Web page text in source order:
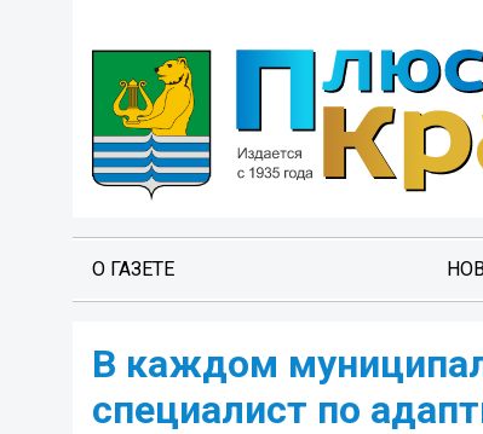
О ГАЗЕТЕ
В каждом
специалист по